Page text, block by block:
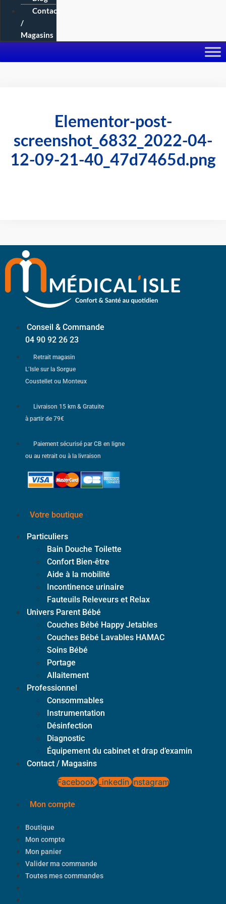
Contact
/
Magasins
Elementor-post-
screenshot_6832_2022-04-
12-09-21-40_47d7465d.png
Conseil & Commande
04 90 92 26 23
Retrait magasin
L’Isle sur la Sorgue
Coustellet ou Monteux
Livraison 15 km & Gratuite
à partir de 79€
Paiement sécurisé par CB en ligne
ou au retrait ou à la livraison
Votre boutique
Particuliers
Bain Douche Toilette
Confort Bien-être
Aide à la mobilité
Incontinence urinaire
Fauteuils Releveurs et Relax
Univers Parent Bébé
Couches Bébé Happy Jetables
Couches Bébé Lavables HAMAC
Soins Bébé
Portage
Allaitement
Professionnel
Consommables
Instrumentation
Désinfection
Diagnostic
Équipement du cabinet et drap d’examin
Contact / Magasins
Facebook Linkedin Instagram
Mon compte
Boutique
Mon compte
Mon panier
Valider ma commande
Toutes mes commandes